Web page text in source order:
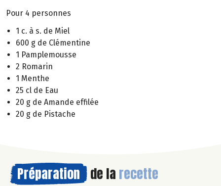
Pour 4 personnes
1 c. à s. de Miel
600 g de Clémentine
1 Pamplemousse
2 Romarin
1 Menthe
25 cl de Eau
20 g de Amande effilée
20 g de Pistache
Préparation de la recette